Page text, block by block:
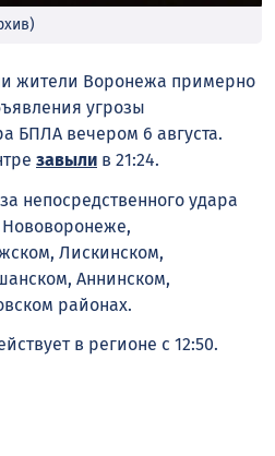
жители Воронежа примерно
угрозы
БПЛА вечером 6 августа.
завыли в 21:24.
непосредственного удара
Нововоронеже,
Лискинском,
Аннинском,
районах.
в регионе с 12:50.